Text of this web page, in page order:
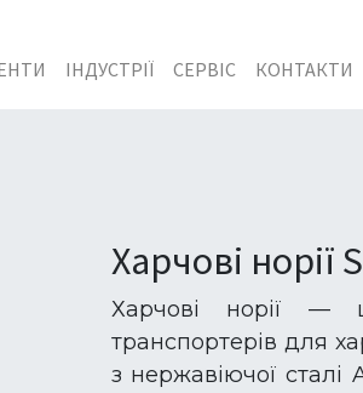
ІНДУСТРІЇ СЕРВІС КОНТАКТИ
Харчові норії
Харчові норії —
транспортерів для
з нержавіючої сталі